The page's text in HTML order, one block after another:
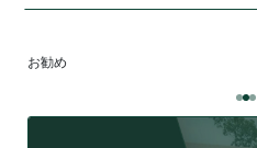
お勧め